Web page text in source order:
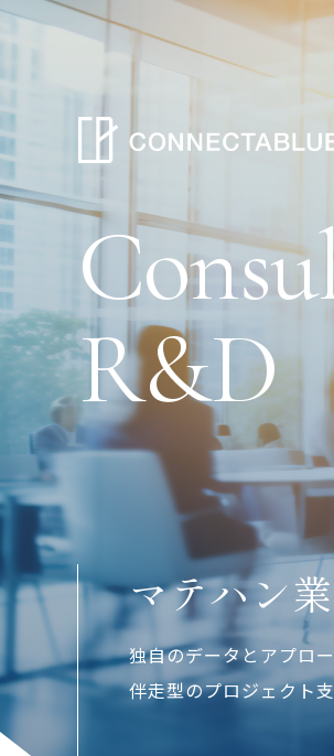
R&D
マテハン
独自のデータとアプロ
伴走型のプロジェクト